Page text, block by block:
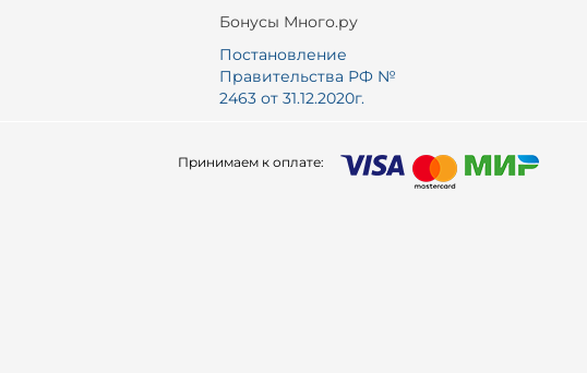
Бонусы Много.ру
Постановление
Правительства РФ №
2463 от 31.12.2020г.
Принимаем к оплате: